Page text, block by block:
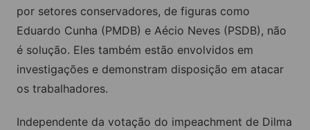
por setores conservadores, de figuras como
Eduardo Cunha (PMDB) e Aécio Neves (PSDB), não
é solução. Eles também estão envolvidos em
investigações e demonstram disposição em atacar
os trabalhadores.
Independente da votação do impeachment de Dilma